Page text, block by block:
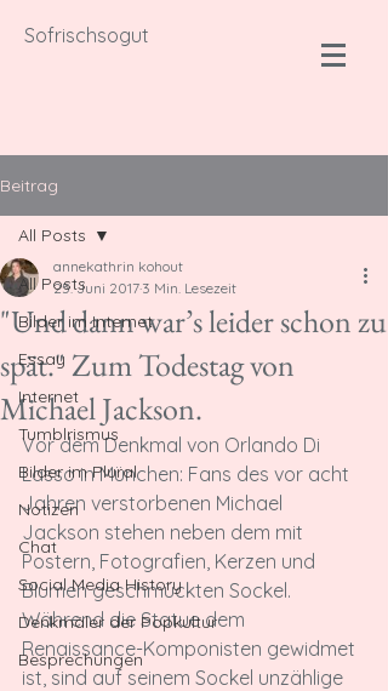
Sofrischsogut
Beitrag
All Posts
Bilder im Internet
Essay
Internet
Tumblrismus
Bilder im Plural
Notizen
Chat
Social Media History
Denkmäler der Popkultur
Besprechungen
All Posts
"Und dann war’s leider schon zu
spät." Zum Todestag von
Michael Jackson.
annekathrin kohout
25. Juni 2017 3 Min. Lesezeit
Vor dem Denkmal von Orlando Di
Lasso in München: Fans des vor acht
Jahren verstorbenen Michael
Jackson stehen neben dem mit
Postern, Fotografien, Kerzen und
Blumen geschmückten Sockel.
Während die Statue dem
Renaissance-Komponisten gewidmet
ist, sind auf seinem Sockel unzählige